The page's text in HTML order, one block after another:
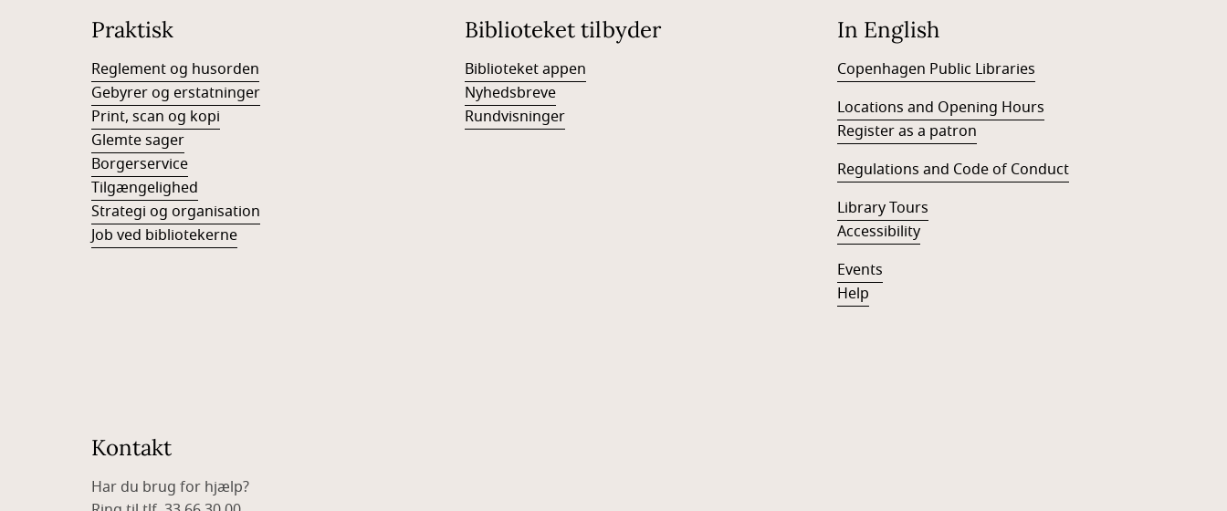
Praktisk
Reglement og husorden
Gebyrer og erstatninger
Print, scan og kopi
Glemte sager
Borgerservice
Tilgængelighed
Strategi og organisation
Job ved bibliotekerne
Biblioteket tilbyder
Biblioteket appen
Nyhedsbreve
Rundvisninger
In English
Copenhagen Public Libraries
Locations and Opening Hours
Register as a patron
Regulations and Code of Conduct
Library Tours
Accessibility
Events
Help
Kontakt
Har du brug for hjælp?